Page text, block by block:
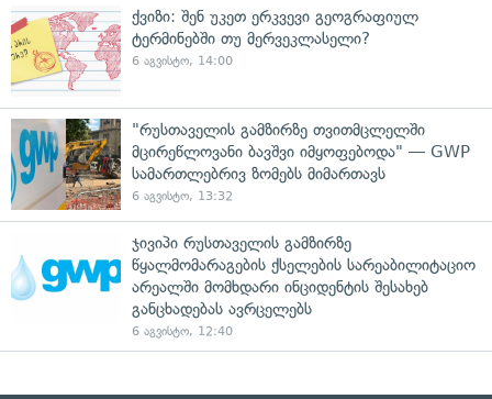
ქვიზი: შენ უკეთ ერკვევი გეოგრაფიულ
ტერმინებში თუ მერვეკლასელი?
6 აგვისტო, 14:00
"რუსთაველის გამზირზე თვითმცლელში
მცირეწლოვანი ბავშვი იმყოფებოდა" — GWP
სამართლებრივ ზომებს მიმართავს
6 აგვისტო, 13:32
ჯივიპი რუსთაველის გამზირზე
წყალმომარაგების ქსელების სარეაბილიტაციო
არეალში მომხდარი ინციდენტის შესახებ
განცხადებას ავრცელებს
6 აგვისტო, 12:40